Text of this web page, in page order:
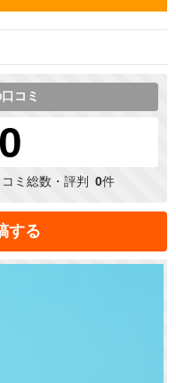
コミ
ミ総数・評判 0件
する